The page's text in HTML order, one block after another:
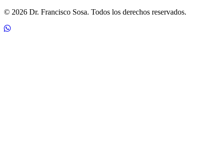
© 2026 Dr. Francisco Sosa. Todos los derechos reservados.